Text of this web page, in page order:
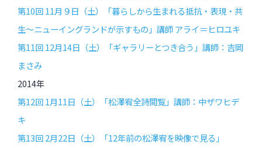
第10回 11月９日（土）「暮らしから生まれる抵抗・表現・共
生〜ニューイングランドが示すもの」講師 アライ＝ヒロユキ
第11回 12月14日（土）「ギャラリーとつき合う」講師：吉岡
まさみ
2014年
第12回 1月11日（土）「松澤宥全詩閲覧」講師：中ザワヒデ
キ
第13回 2月22日（土）「12年前の松澤宥を映像で見る」